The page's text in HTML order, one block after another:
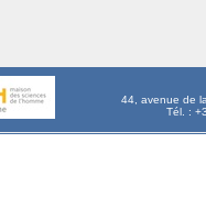
44, avenue de
Tél. :